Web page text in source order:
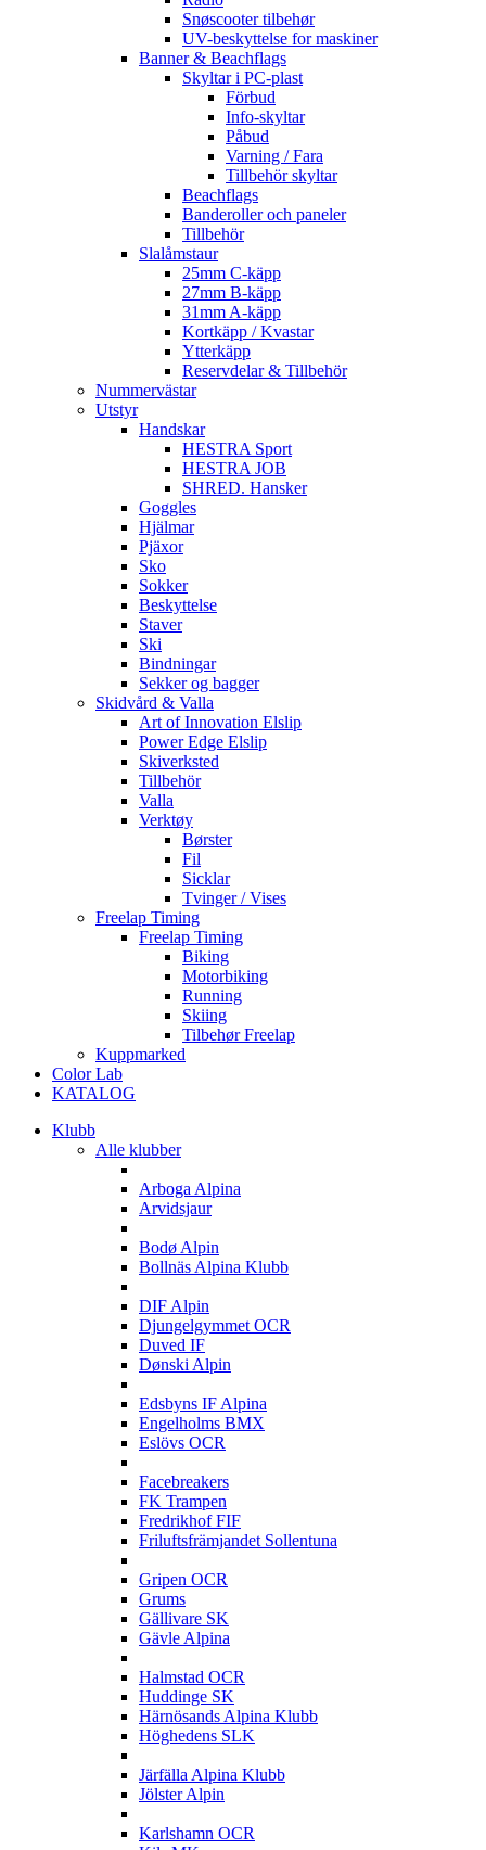
Snøscooter tilbehør
UV-beskyttelse for maskiner
Banner & Beachflags
Skyltar i PC-plast
Förbud
Info-skyltar
Påbud
Varning / Fara
Tillbehör skyltar
Beachflags
Banderoller och paneler
Tillbehör
Slalåmstaur
25mm C-käpp
27mm B-käpp
31mm A-käpp
Kortkäpp / Kvastar
Ytterkäpp
Reservdelar & Tillbehör
Nummervästar
Utstyr
Handskar
HESTRA Sport
HESTRA JOB
SHRED. Hansker
Goggles
Hjälmar
Pjäxor
Sko
Sokker
Beskyttelse
Staver
Ski
Bindningar
Sekker og bagger
Skidvård & Valla
Art of Innovation Elslip
Power Edge Elslip
Skiverksted
Tillbehör
Valla
Verktøy
Børster
Fil
Sicklar
Tvinger / Vises
Freelap Timing
Freelap Timing
Biking
Motorbiking
Running
Skiing
Tilbehør Freelap
Kuppmarked
Color Lab
KATALOG
Klubb
Alle klubber
Arboga Alpina
Arvidsjaur
Bodø Alpin
Bollnäs Alpina Klubb
DIF Alpin
Djungelgymmet OCR
Duved IF
Dønski Alpin
Edsbyns IF Alpina
Engelholms BMX
Eslövs OCR
Facebreakers
FK Trampen
Fredrikhof FIF
Friluftsfrämjandet Sollentuna
Gripen OCR
Grums
Gällivare SK
Gävle Alpina
Halmstad OCR
Huddinge SK
Härnösands Alpina Klubb
Höghedens SLK
Järfälla Alpina Klubb
Jölster Alpin
Karlshamn OCR